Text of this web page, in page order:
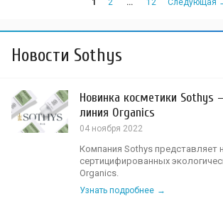
1 2 … 12 Следующая
Новости Sothys
Новинка косметики Sothys
линия Organics
04 ноября 2022
Компания Sothys представляет
сертицифированных
Organics.
Узнать подробнее